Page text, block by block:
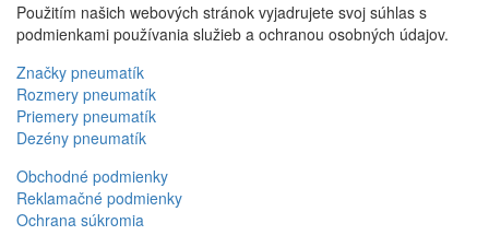
Použitím našich webových stránok vyjadrujete svoj súhlas s
podmienkami používania služieb a ochranou osobných údajov.
Značky pneumatík
Rozmery pneumatík
Priemery pneumatík
Dezény pneumatík
Obchodné podmienky
Reklamačné podmienky
Ochrana súkromia